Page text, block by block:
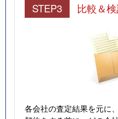
STEP3 比較＆
各会社の査定結果を元に